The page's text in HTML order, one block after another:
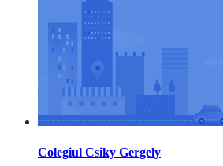
Colegiul Csiky Gergely